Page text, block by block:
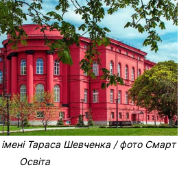
імені Тараса Шевченка / фото Смарт
Освіта